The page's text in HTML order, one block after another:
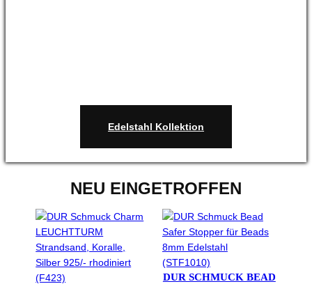
Edelstahl Kollektion
NEU EINGETROFFEN
DUR SCHMUCK BEAD